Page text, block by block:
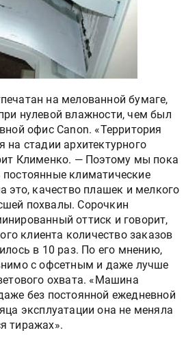
на мелованной бумаге,
нулевой влажности, чем был
офис Canon. «Территория
на стадии архитектурного
Клименко. — Поэтому мы пока
климатические
это, качество плашек и мелкого
похвалы. Сорочкин
оттиск и говорит,
клиента количество заказов
в 10 раз. По его мнению,
с офсетным и даже лучше
охвата. «Машина
без постоянной ежедневной
эксплуатации она не меняла
тиражах».